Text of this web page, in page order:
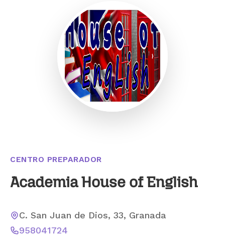
CENTRO PREPARADOR
Academia House of English
C. San Juan de Dios, 33, Granada
958041724